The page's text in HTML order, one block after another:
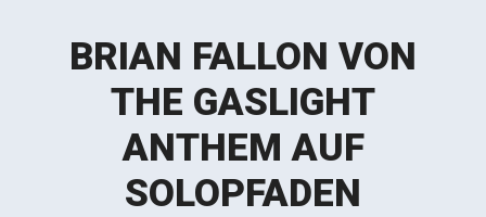
BRIAN FALLON VON
THE GASLIGHT
ANTHEM AUF
SOLOPFADEN